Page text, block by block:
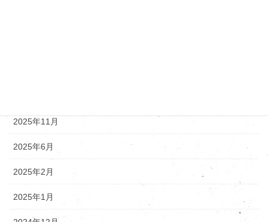
2025年11月
2025年6月
2025年2月
2025年1月